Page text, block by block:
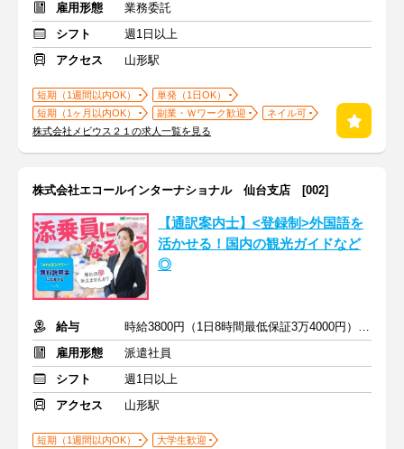
雇用形態
業務委託
シフト
週1日以上
アクセス
山形駅
短期（1週間以内OK）
単発（1日OK）
短期（1ヶ月以内OK）
副業・Ｗワーク歓迎
ネイル可
株式会社メビウス２１の求人一覧を見る
株式会社エコールインターナショナル 仙台支店 [002]
【通訳案内士】<登録制>外国語を
活かせる！国内の観光ガイドなど
◎
給与
時給3800円（1日8時間最低保証3万4000円）+交通費全額支給
雇用形態
派遣社員
シフト
週1日以上
アクセス
山形駅
短期（1週間以内OK）
大学生歓迎